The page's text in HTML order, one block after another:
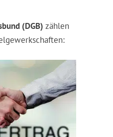
(DGB) zählen